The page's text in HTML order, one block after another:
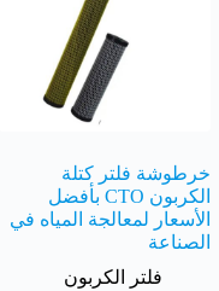
خرطوشة فلتر كتلة
الكربون CTO بأفضل
الأسعار لمعالجة المياه في
الصناعة
فلتر الكربون